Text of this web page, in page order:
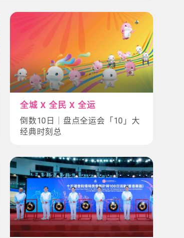
全城 X 全民 X 全运
倒数10日｜盘点全运会「10」大
经典时刻总